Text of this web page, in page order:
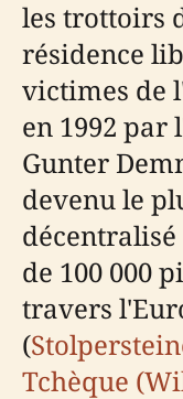
les trottoirs
résidence
victimes de
en 1992
Gunter
devenu le
de 100 000
travers
(
Tchèque